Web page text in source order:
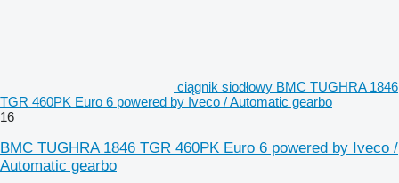
ciągnik siodłowy BMC TUGHRA 1846
TGR 460PK Euro 6 powered by Iveco / Automatic gearbo
16
BMC TUGHRA 1846 TGR 460PK Euro 6 powered by Iveco /
Automatic gearbo